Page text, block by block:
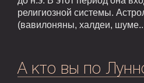
религиозной системы.
(вавилоняны, халдеи,
А кто вы по